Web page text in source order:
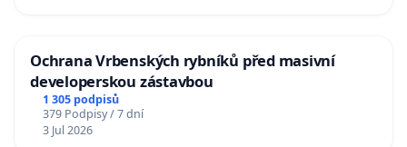
Ochrana Vrbenských rybníků před masivní
developerskou zástavbou
1 305 podpisů
379 Podpisy / 7 dní
3 Jul 2026